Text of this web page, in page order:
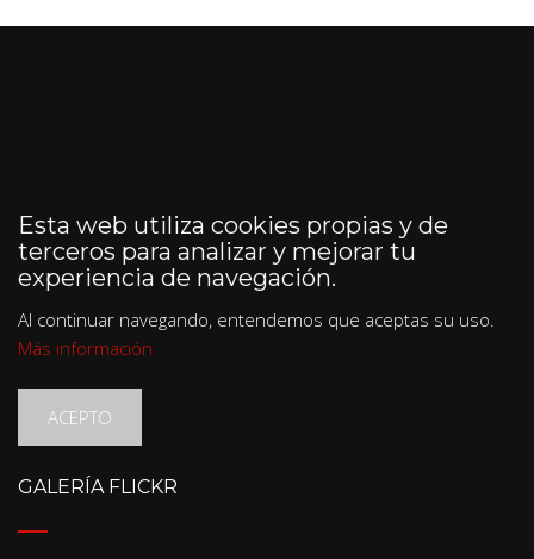
Esta web utiliza cookies propias y de
terceros para analizar y mejorar tu
experiencia de navegación.
Al continuar navegando, entendemos que aceptas su uso.
Más información
ACEPTO
GALERÍA FLICKR